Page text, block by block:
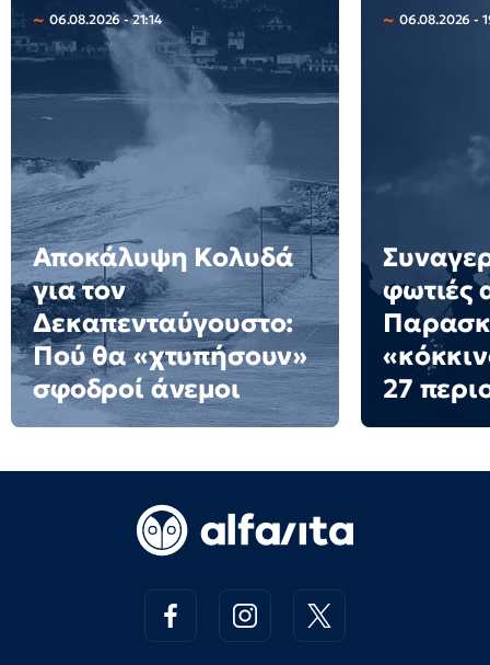
06.08.2026 - 21:14
Αποκάλυψη Κολυδά
για τον
Δεκαπενταύγουστο:
Πού θα «χτυπήσουν»
σφοδροί άνεμοι
06.08.2026 -
φωτιές
27